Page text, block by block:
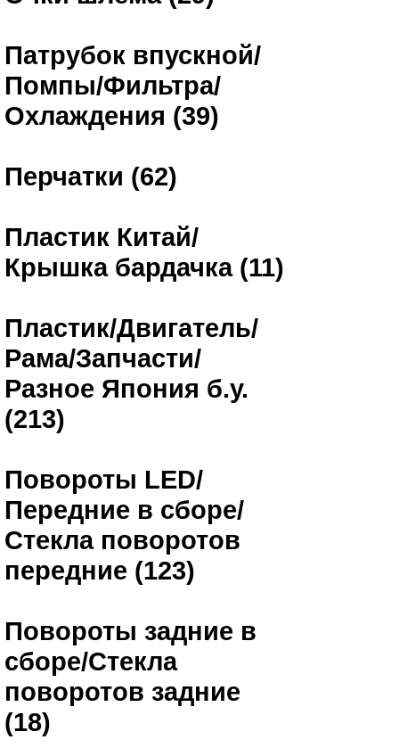
Патрубок впускной/
Помпы/Фильтра/
Охлаждения (39)
Перчатки (62)
Пластик Китай/
Крышка бардачка (11)
Пластик/Двигатель/
Рама/Запчасти/
Разное Япония б.у.
(213)
Повороты LED/
Передние в сборе/
Стекла поворотов
передние (123)
Повороты задние в
сборе/Стекла
поворотов задние
(18)